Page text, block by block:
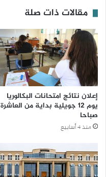
مقالات ذات صلة
إعلان نتائج امتحانات البكالوريا
يوم 12 جويلية بداية من العاشرة
صباحا
منذ 4 أسابيع